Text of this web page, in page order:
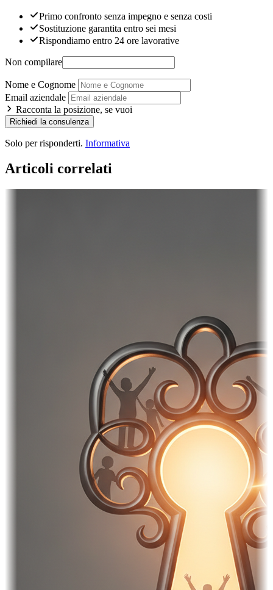
Primo confronto senza impegno e senza costi
Sostituzione garantita entro sei mesi
Rispondiamo entro 24 ore lavorative
Non compilare
Nome e Cognome
Email aziendale
Racconta la posizione, se vuoi
Richiedi la consulenza
Solo per risponderti. Informativa
Articoli correlati